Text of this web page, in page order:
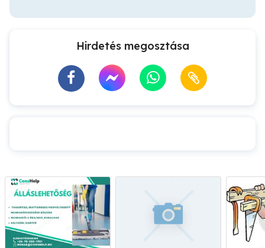
Hirdetés megosztása